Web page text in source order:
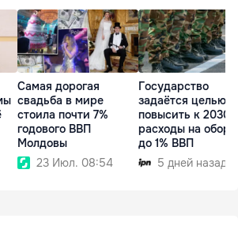
Самая дорогая
свадьба в мире
стоила почти 7%
годового ВВП
Молдовы
23 Июл. 08:54
Государство
задаётся целью
повысить к 2030
расходы на
до 1% ВВП
5 дней назад